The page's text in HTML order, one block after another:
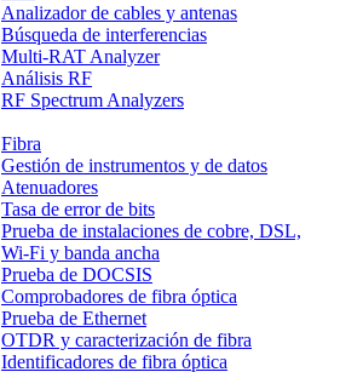
Analizador de cables y antenas
Búsqueda de interferencias
Multi-RAT Analyzer
Análisis RF
RF Spectrum Analyzers
Fibra
Gestión de instrumentos y de datos
Atenuadores
Tasa de error de bits
Prueba de instalaciones de cobre, DSL,
Wi-Fi y banda ancha
Prueba de DOCSIS
Comprobadores de fibra óptica
Prueba de Ethernet
OTDR y caracterización de fibra
Identificadores de fibra óptica